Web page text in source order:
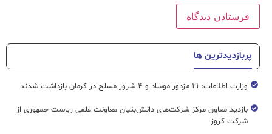
پربازدیدترین ها
وزارت اطلاعات: ۲۱ مزدور موساد و ۴ شرور مسلح در کرمان بازداشت شدند
بازدید معاون مرکز شرکت‌های دانش‌بنیان معاونت علمی ریاست جمهوری از
شرکت کروز